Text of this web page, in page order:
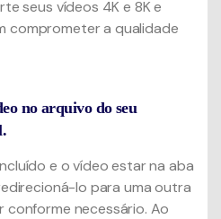
seus vídeos 4K e 8K e
comprometer a qualidade
no arquivo do seu
e o vídeo estar na aba
lo para uma outra
conforme necessário. Ao